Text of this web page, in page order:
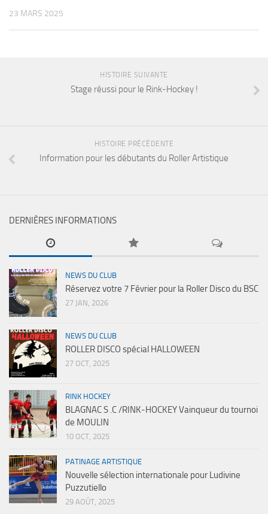
23 MARS 2025
HISTOIRE SUIVANTE
Stage réussi pour le Rink-Hockey !
HISTOIRE PRÉCÉDENTE
Information pour les débutants du Roller Artistique
DERNIÈRES INFORMATIONS
NEWS DU CLUB
Réservez votre 7 Février pour la Roller Disco du BSC
27 JAN, 2026
NEWS DU CLUB
ROLLER DISCO spécial HALLOWEEN
27 OCT, 2025
RINK HOCKEY
BLAGNAC S .C /RINK-HOCKEY Vainqueur du tournoi
de MOULIN
10 OCT, 2025
PATINAGE ARTISTIQUE
Nouvelle sélection internationale pour Ludivine
Puzzutiello
29 AOÛT, 2025